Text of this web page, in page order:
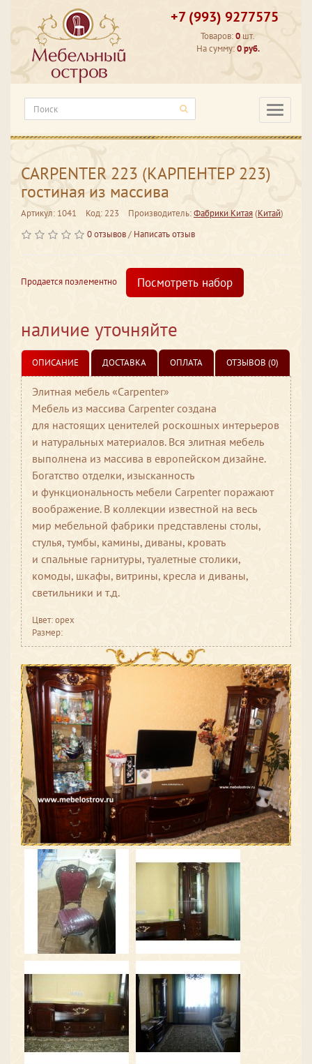
+7 (993) 9277575
Товаров:0 шт.
На сумму:0 руб.
CARPENTER 223 (КАРПЕНТЕР 223)
гостиная из массива
Артикул: 1041 Код: 223 Производитель:Фабрики Китая(Китай)
0 отзывов/ Написать отзыв
Продается поэлементно Посмотреть набор
наличие уточняйте
ОПИСАНИЕ ДОСТАВКА ОПЛАТА ОТЗЫВОВ (0)
Элитная мебель «Carpenter»
Мебель из массива Carpenter создана
для настоящих ценителей роскошных интерьеров
и натуральных материалов. Вся элитная мебель
выполнена из массива в европейском дизайне.
Богатство отделки, изысканность
и функциональность мебели Carpenter поражают
воображение. В коллекции известной на весь
мир мебельной фабрики представлены столы,
стулья, тумбы, камины, диваны, кровать
и спальные гарнитуры, туалетные столики,
комоды, шкафы, витрины, кресла и диваны,
светильники и т.д.
Цвет: орех
Размер: